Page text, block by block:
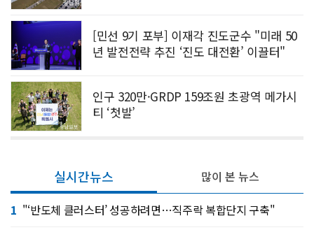
[민선 9기 포부] 이재각 진도군수 "미래 50
년 발전전략 추진 ‘진도 대전환’ 이끌터"
인구 320만·GRDP 159조원 초광역 메가시
티 ‘첫발’
실시간뉴스
1 "‘반도체 클러스터’ 성공하려면…직주락 복합단지 구축"
많이 본 뉴스